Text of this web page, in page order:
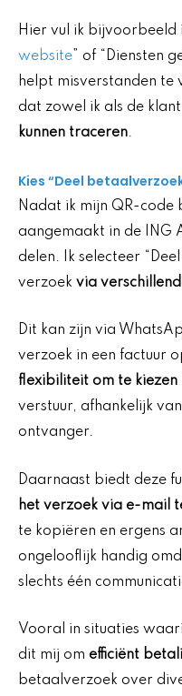
Hier vul ik bijvoorbeeld
website ” of “Diensten
helpt misverstanden
dat zowel ik als de
kunnen traceren.
Kies “Deel
Nadat ik mijn QR-code
aangemaakt in de ING
delen. Ik selecteer
verzoek via
Dit kan zijn via
verzoek in een factuur
flexibiliteit om te kiezen
verstuur, afhankelijk
ontvanger.
Daarnaast biedt deze
het verzoek via e-mail
te kopiëren en ergens
ongelooflijk handig
slechts één
Vooral in situaties
dit mij om efficiënt
betaalverzoek over